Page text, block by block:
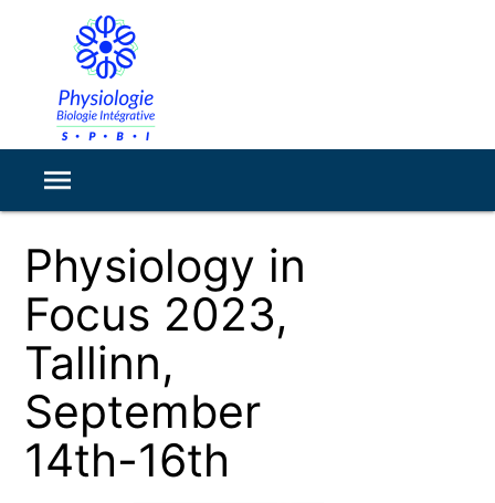
Physiology in
Focus 2023,
Tallinn,
September
14th-16th